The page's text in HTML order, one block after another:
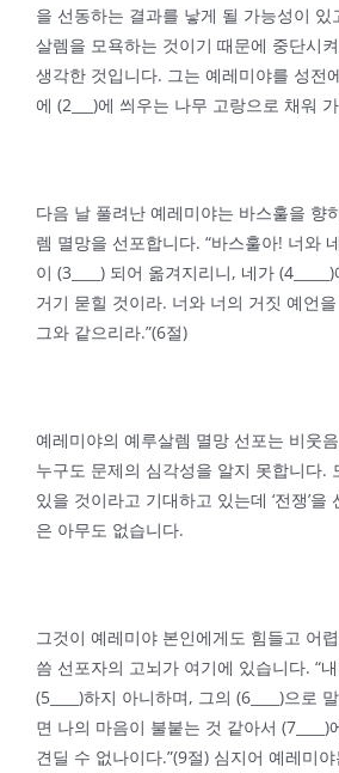
을 선동하는 결과를 낳게 될 가능성이 있
살렘을 모욕하는 것이기 때문에 중단시
생각한 것입니다. 그는 예레미야를 성전
에 (2___)에 씌우는 나무 고랑으로 채워
다음 날 풀려난 예레미야는 바스훌을 향
렘 멸망을 선포합니다. “바스훌아! 너와
이 (3____) 되어 옮겨지리니, 네가
거기 묻힐 것이라. 너와 너의 거짓 예언
그와 같으리라.”(6절)
예레미야의 예루살렘 멸망 선포는 비웃
누구도 문제의 심각성을 알지 못합니다.
있을 것이라고 기대하고 있는데 ‘전쟁’
은 아무도 없습니다.
그것이 예레미야 본인에게도 힘들고 어
씀 선포자의 고뇌가 여기에 있습니다. “
(5____)하지 아니하며, 그의 (6____)으로
면 나의 마음이 불붙는 것 같아서 (7____)
견딜 수 없나이다.”(9절) 심지어 예레미